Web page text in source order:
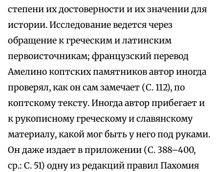
степени их достоверности и их значении для
истории. Исследование ведется через
обращение к греческим и латинским
первоисточникам; французский перевод
Амелино коптских памятников автор иногда
проверял, как он сам замечает (С. 112), по
коптскому тексту. Иногда автор прибегает и
к рукописному греческому и славянскому
материалу, какой мог быть у него под руками.
Он даже издает в приложении (С. 388–400,
ср.: С. 51) одну из редакций правил Пахомия